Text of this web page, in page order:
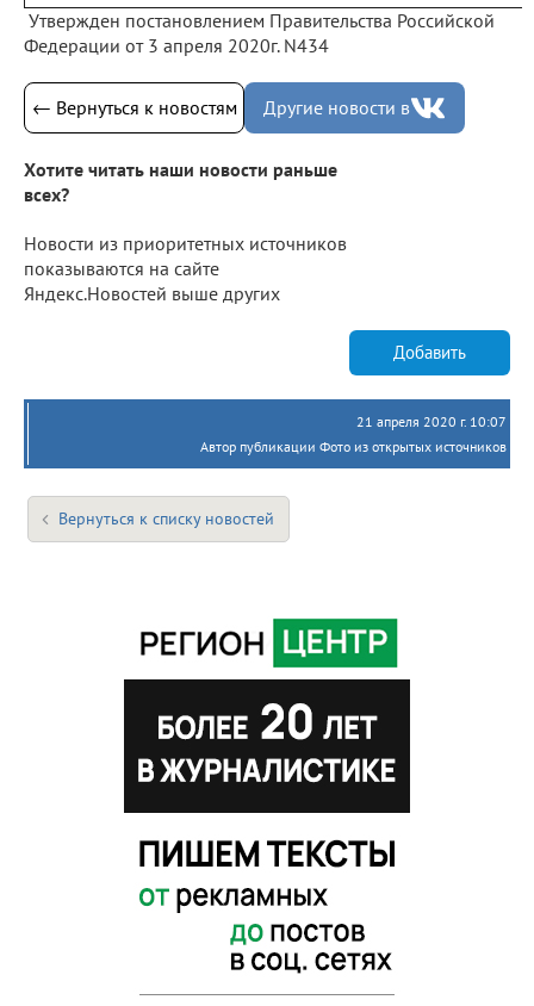
Утвержден постановлением Правительства Российской
Федерации от 3 апреля 2020г. N434
← Вернуться к новостям Другие новости в
Хотите читать наши новости раньше
всех?
Новости из приоритетных источников
показываются на сайте
Яндекс.Новостей выше других
Добавить
21 апреля 2020 г. 10:07
Автор публикации Фото из открытых источников
Вернуться к списку новостей